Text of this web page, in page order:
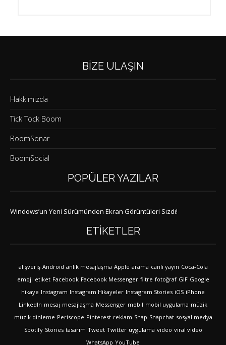
BIZE ULAŞIN
Hakkımızda
Tick Tock Boom
BoomSonar
BoomSocial
POPÜLER YAZILAR
Windows’un Yeni Sürümünden Ekran Görüntüleri Sızdı!
ETIKETLER
alışveriş Android anlık mesajlaşma Apple arama canlı yayın Coca-Cola
emoji etiket Facebook Facebook Messenger filtre fotoğraf GIF Google
hikaye Instagram Instagram Hikayeler Instagram Stories iOS iPhone
LinkedIn mesaj mesajlaşma Messenger mobil mobil uygulama müzik
müzik dinleme Periscope Pinterest reklam Snap Snapchat sosyal medya
Spotify Stories tasarım Tweet Twitter uygulama video viral video
WhatsApp YouTube